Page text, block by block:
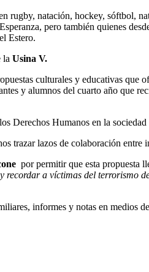
rugby, natación, hockey, sóftbol,
pero también quienes
Estero.
la Usina V.
culturales y educativas que
y alumnos del cuarto año que
Derechos Humanos en la sociedad
trazar lazos de colaboración entre
por permitir que esta propuesta
a víctimas del terrorismo
informes y notas en medios